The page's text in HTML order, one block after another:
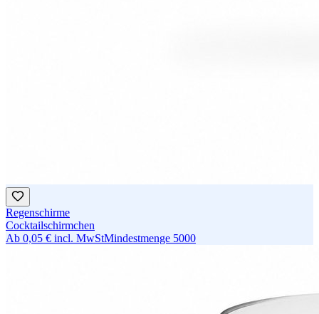
Regenschirme
Cocktailschirmchen
Ab 0,05 € incl. MwStMindestmenge 5000